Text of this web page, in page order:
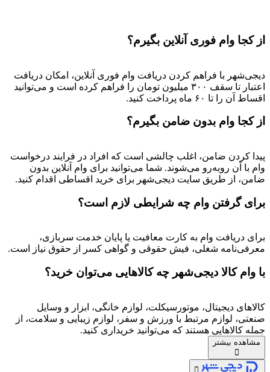
از کجا وام فوری آنلاین بگیرم؟
دیجی‌شهر با فراهم کردن دریافت وام فوری آنلاین، امکان دریافت
اعتبار تا سقف ۳۰۰ میلیون تومان را فراهم کرده است و می‌توانید
اقساط آن را تا ۶۰ ماه پرداخت کنید.
از کجا وام بدون ضامن بگیرم؟
پیدا کردن ضامن، اغلب چالشی است که افراد در فرایند درخواست
وام با آن روبه‌رو می‌شوند. شما می‌توانید برای وام آنلاین بدون
ضامن، از طریق سایت دیجی‌شهر برای خرید اقساطی اقدام کنید.
برای گرفتن وام چه شرایطی لازم است؟
برای دریافت وام به کارت معافیت یا پایان خدمت سربازی،
معرفی‌نامه شغلی، فیش حقوقی و گواهی کسر از حقوق نیاز است.
با وام کالا دیجی‌شهر چه کالاهایی می‌توان خرید؟
کالاهای دیجیتال، موتورسیکلت، لوازم خانگی، ابزار و وسایل
صنعتی، لوازم مرتبط با ورزش و سفر، لوازم زیبایی و سلامت، از
جمله کالاهایی هستند که می‌توانید خریداری کنید.
مشاهده بیشتر